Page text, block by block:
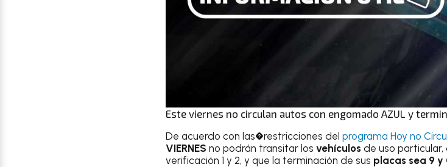
Este viernes no circulan autos con engomado AZUL y
De acuerdo con las�restricciones del programa Hoy no
VIERNES no podrán transitar los vehículos de uso
verificación 1 y 2, y que la terminación de sus placas sea 9 y